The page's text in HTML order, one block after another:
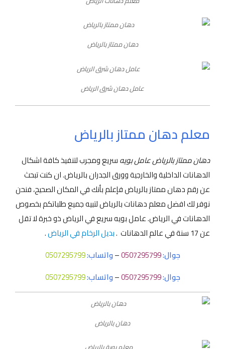
دهان ممتاز بالرياض
عامل دهان شرق الرياض
معلم دهان ممتاز بالرياض
دهان ممتاز بالرياض عامل بويهسريع ومجرب لتنفيذ كافة اشكال
الدهانات الداخلية والخارجية وورق الجدران بالرياض. ان كنت تبحث
عن رقم دهان ممتاز بالرياض فإعلم بأنك في المكان الصحيح، فنحن
نوفر لك افضل معلم دهانات بالرياض لتبيه جميع طلباتكم بخصوص
الدهانات في الرياض. عامل بويه سريع في الرياض ذو خبرة لا تقل
عن 17 سنة في عالم الدهانات .
بديل الرخام في الرياض.
جوال:0507295799
–واتساب:0507295799
جوال:0507295799
–واتساب:0507295799
دهان بالرياض